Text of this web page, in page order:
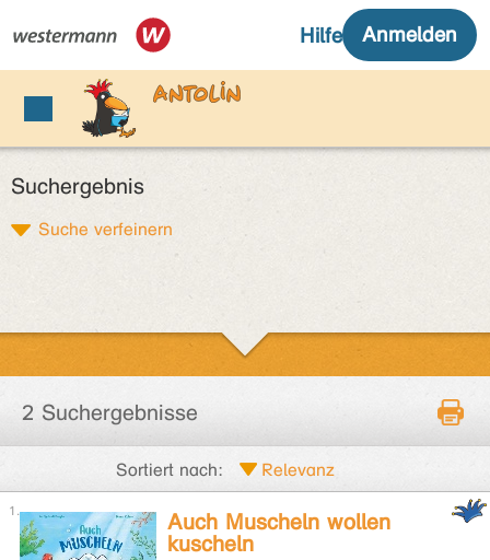
Suchergebnis
Suche verfeinern
2 Suchergebnisse
Sortiert nach:
Auch Muscheln wollen
kuscheln